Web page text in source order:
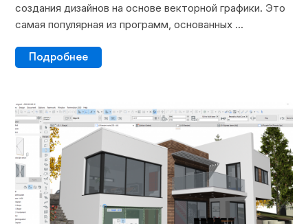
создания дизайнов на основе векторной графики. Это
самая популярная из программ, основанных ...
Подробнее